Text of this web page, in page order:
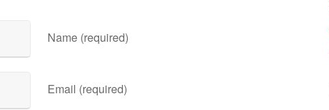
Name (required)
Email (required)